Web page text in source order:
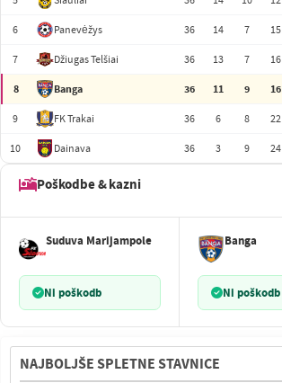
6 Panevėžys 36 14 7 15
7 Džiugas Telšiai 36 13 7 16
8 Banga 36 11 9 16
9 FK Trakai 36 6 8 22
10 Dainava 36 3 9 24
Poškodbe & kazni
Suduva Marijampole
Ni poškodb
Banga
Ni poškodb
NAJBOLJŠE SPLETNE STAVNICE